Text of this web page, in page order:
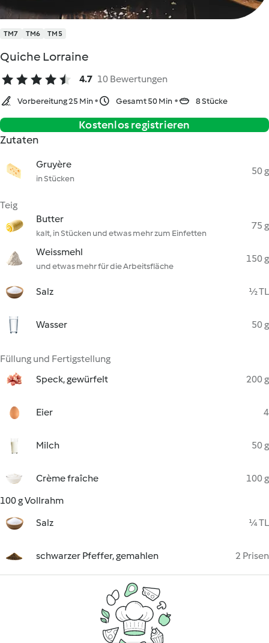
TM7 TM6 TM5
Quiche Lorraine
4.7 10 Bewertungen
Vorbereitung 25 Min Gesamt 50 Min 8 Stücke
Kostenlos registrieren
Zutaten
Gruyère
in Stücken
50 g
Teig
Butter
kalt, in Stücken und etwas mehr zum Einfetten
75 g
Weissmehl
und etwas mehr für die Arbeitsfläche
150 g
Salz ½ TL
Wasser 50 g
Füllung und Fertigstellung
Speck, gewürfelt
200 g
Eier 4
Milch 50 g
Crème fraîche
100 g
100 g Vollrahm
Salz
¼ TL
schwarzer Pfeffer, gemahlen 2 Prisen